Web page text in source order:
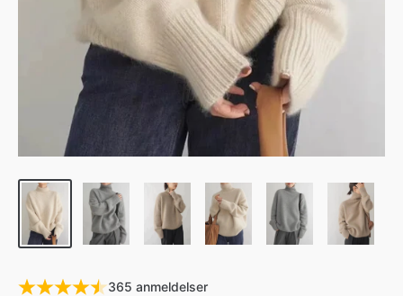
365 anmeldelser